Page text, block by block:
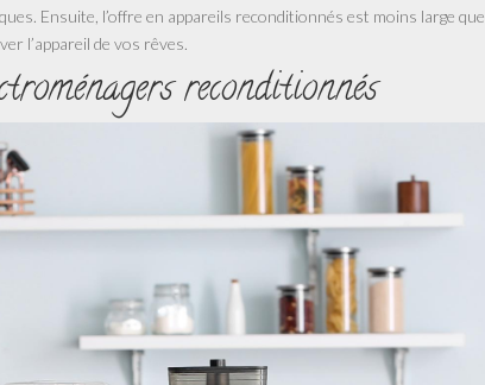
Ensuite, l’offre en appareils reconditionnés est moins large que
l’appareil de vos rêves.
reconditionnés